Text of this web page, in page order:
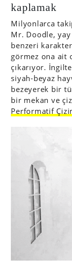
kaplamak
Milyonlarca
Mr. Doodle,
benzeri
görmez ona ait
çıkarıyor.
siyah-beyaz
bezeyerek bir
bir mekan ve
Performatif